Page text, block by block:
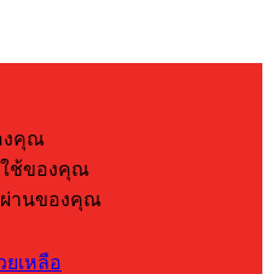
งคุณ
ช้ของคุณ
านของคุณ
เหลือ